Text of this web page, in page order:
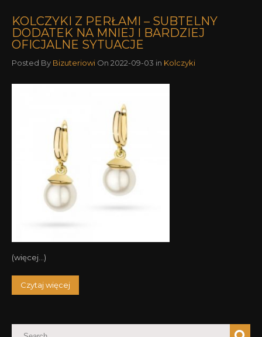
KOLCZYKI Z PERŁAMI – SUBTELNY
DODATEK NA MNIEJ I BARDZIEJ
OFICJALNE SYTUACJE
Posted By Bizuteriowi On 2022-09-03 in Kolczyki
(więcej…)
Czytaj więcej